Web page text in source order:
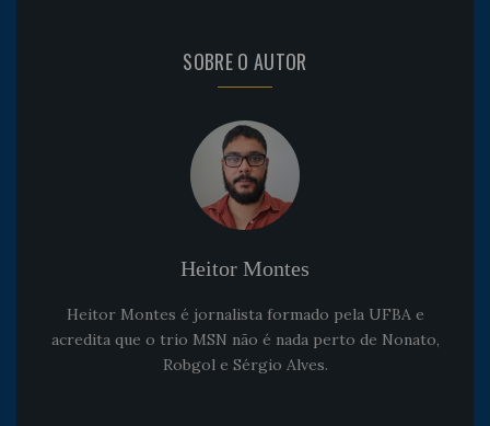
SOBRE O AUTOR
Heitor Montes
Heitor Montes é jornalista formado pela UFBA e
acredita que o trio MSN não é nada perto de Nonato,
Robgol e Sérgio Alves.